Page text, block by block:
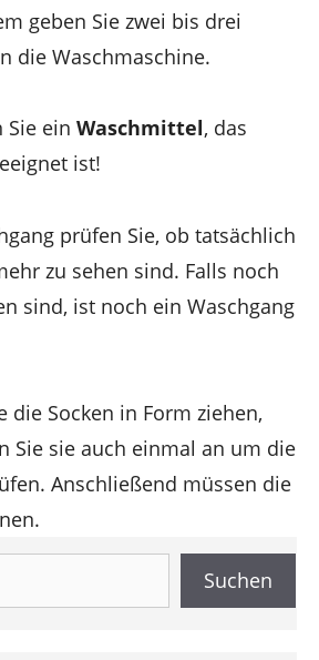
geben Sie zwei bis drei
die Waschmaschine.
Sie ein Waschmittel, das
ist!
prüfen Sie, ob tatsächlich
zu sehen sind. Falls noch
sind, ist noch ein Waschgang
die Socken in Form ziehen,
Sie sie auch einmal an um die
Anschließend müssen die
Suchen